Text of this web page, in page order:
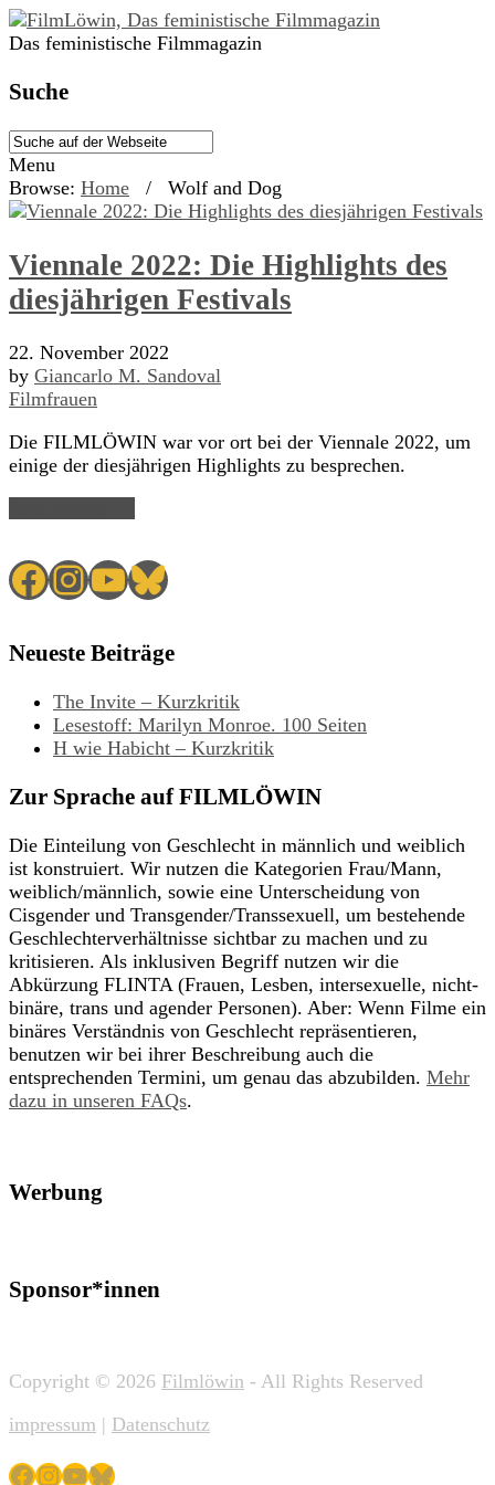
Das feministische Filmmagazin
Suche
Menu
Browse: Home / Wolf and Dog
Viennale 2022: Die Highlights des
diesjährigen Festivals
22. November 2022
by Giancarlo M. Sandoval
Filmfrauen
Die FILMLÖWIN war vor ort bei der Viennale 2022, um
einige der diesjährigen Highlights zu besprechen.
Facebook
Instagram
YouTube
Bluesky
Neueste Beiträge
The Invite – Kurzkritik
Lesestoff: Marilyn Monroe. 100 Seiten
H wie Habicht – Kurzkritik
Zur Sprache auf FILMLÖWIN
Die Einteilung von Geschlecht in männlich und weiblich
ist konstruiert. Wir nutzen die Kategorien Frau/Mann,
weiblich/männlich, sowie eine Unterscheidung von
Cisgender und Transgender/Transsexuell, um bestehende
Geschlechterverhältnisse sichtbar zu machen und zu
kritisieren. Als inklusiven Begriff nutzen wir die
Abkürzung FLINTA (Frauen, Lesben, intersexuelle, nicht-
binäre, trans und agender Personen). Aber: Wenn Filme ein
binäres Verständnis von Geschlecht repräsentieren,
benutzen wir bei ihrer Beschreibung auch die
entsprechenden Termini, um genau das abzubilden. Mehr
dazu in unseren FAQs.
Werbung
Sponsor*innen
Copyright © 2026 Filmlöwin - All Rights Reserved
impressum | Datenschutz
Facebook
Instagram
YouTube
Bluesky